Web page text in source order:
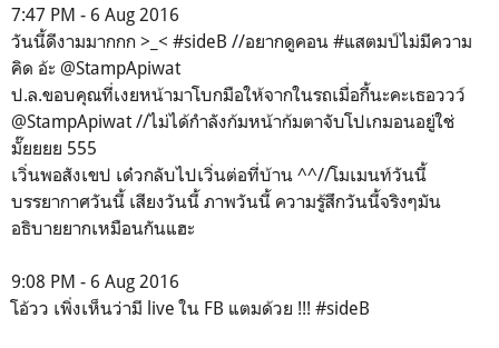
7:47 PM - 6 Aug 2016
วันนี้ดีงามมากกก >_< #sideB //อยากดูคอน #แสตมป์ไม่มีความ
คิด อ้ะ @StampApiwat
ป.ล.ขอบคุณที่เงยหน้ามาโบกมือให้จากในรถเมื่อกี้นะคะเธอววว์
@StampApiwat //ไม่ได้กำลังก้มหน้าก้มตาจับโปเกมอนอยู่ใช่
มั๊ยยยย 555
เวิ่นพอสังเขป เด๋วกลับไปเวิ่นต่อที่บ้าน ^^//โมเมนท์วันนี้
บรรยากาศวันนี้ เสียงวันนี้ ภาพวันนี้ ความรู้สึกวันนี้จริงๆมัน
อธิบายยากเหมือนกันแฮะ
9:08 PM - 6 Aug 2016
โอ้วว เพิ่งเห็นว่ามี live ใน FB แตมด้วย !!! #sideB